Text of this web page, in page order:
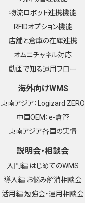
物流ロボット連携機能
RFIDオプション機能
店舗と倉庫の在庫連携
オムニチャネル対応
動画で知る運用フロー
海外向けWMS
東南アジア：Logizard ZERO
中国OEM：e-倉管
東南アジア各国の実情
説明会・相談会
入門編 はじめてのWMS
導入編 お悩み解消相談会
活用編 勉強会・運用相談会